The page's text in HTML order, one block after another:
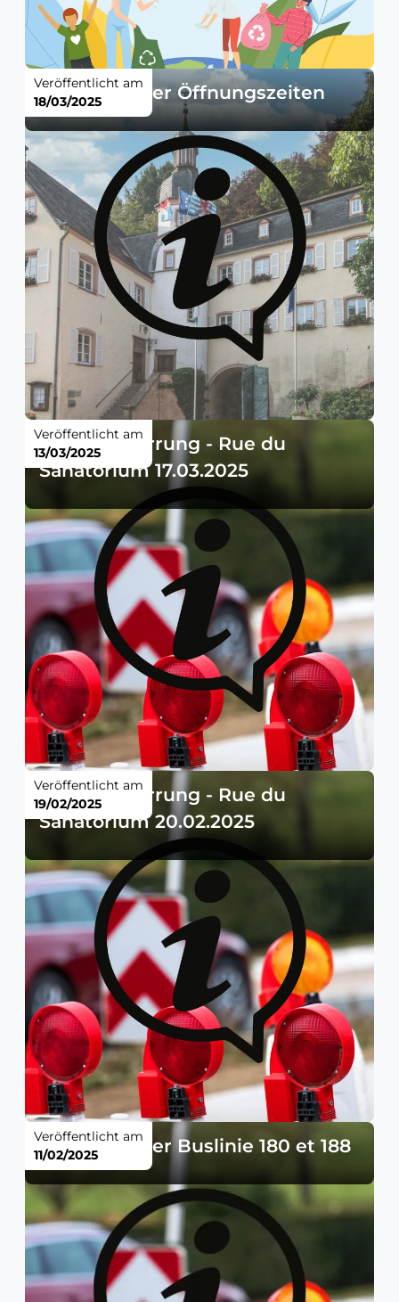
Änderung der Öffnungszeiten
Veröffentlicht am
18/03/2025
Straßensperrung - Rue du
Sanatorium 17.03.2025
Veröffentlicht am
13/03/2025
Straßensperrung - Rue du
Sanatorium 20.02.2025
Veröffentlicht am
19/02/2025
Änderung der Buslinie 180 et 188
Veröffentlicht am
11/02/2025